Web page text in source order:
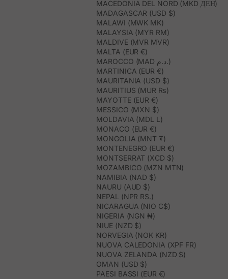
MACEDONIA DEL NORD (MKD ДЕН)
MADAGASCAR (USD $)
MALAWI (MWK MK)
MALAYSIA (MYR RM)
MALDIVE (MVR MVR)
MALTA (EUR €)
MAROCCO (MAD د.م.)
MARTINICA (EUR €)
MAURITANIA (USD $)
MAURITIUS (MUR ₨)
MAYOTTE (EUR €)
MESSICO (MXN $)
MOLDAVIA (MDL L)
MONACO (EUR €)
MONGOLIA (MNT ₮)
MONTENEGRO (EUR €)
MONTSERRAT (XCD $)
MOZAMBICO (MZN MTN)
NAMIBIA (NAD $)
NAURU (AUD $)
NEPAL (NPR RS.)
NICARAGUA (NIO C$)
NIGERIA (NGN ₦)
NIUE (NZD $)
NORVEGIA (NOK KR)
NUOVA CALEDONIA (XPF FR)
NUOVA ZELANDA (NZD $)
OMAN (USD $)
PAESI BASSI (EUR €)